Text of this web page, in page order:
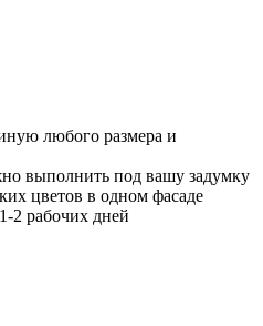
любого размера и
выполнить под вашу задумку
цветов в одном фасаде
2 рабочих дней